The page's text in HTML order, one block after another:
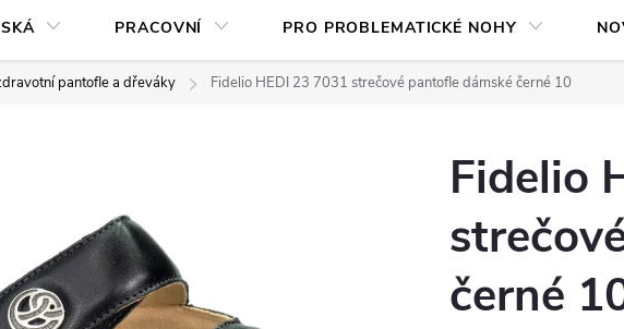
PRACOVNÍ PRO PROBLEMATICKÉ NOHY
pantofle a dřeváky Fidelio HEDI 23 7031 strečové pantofle dámské černé 10
Fidelio
černé